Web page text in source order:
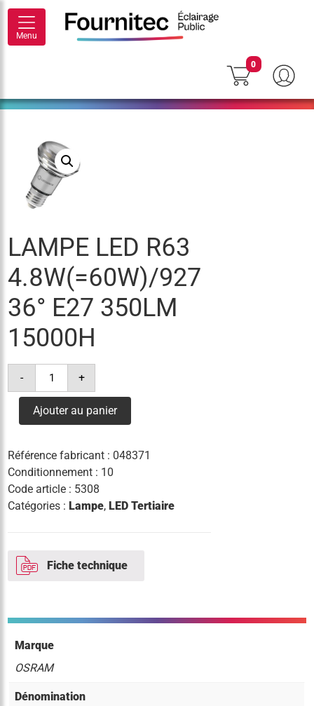
Menu
0
LAMPE LED R63
4.8W(=60W)/927
36° E27 350LM
15000H
-
quantité
lampe
r63
4.8w(=60w)/927
350lm
15000h
+
Ajouter au panier
Référence fabricant : 048371
Conditionnement : 10
Code article : 5308
Catégories :Lampe,LED Tertiaire
Fiche technique
Marque
OSRAM
Dénomination